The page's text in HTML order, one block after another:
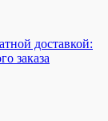
доставкой:
заказа